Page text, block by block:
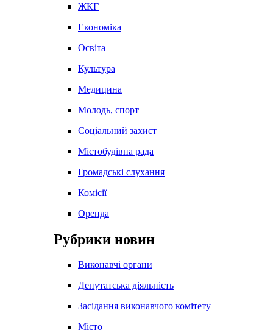
ЖКГ
Економіка
Освіта
Культура
Медицина
Молодь, спорт
Соціальний захист
Містобудівна рада
Громадські слухання
Комісії
Оренда
Рубрики новин
Виконавчі органи
Депутатська діяльність
Засідання виконавчого комітету
Місто